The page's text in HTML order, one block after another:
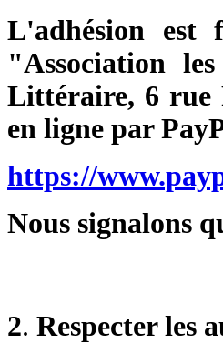
L'adhésion
"Association
Littéraire, 6 rue
en ligne par
https://
Nous signalons
2. Respecter les